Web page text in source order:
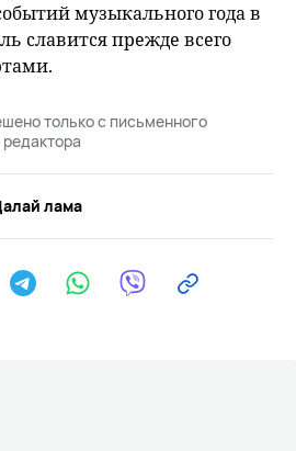
музыкального года в
славится прежде всего
только с письменного
лама